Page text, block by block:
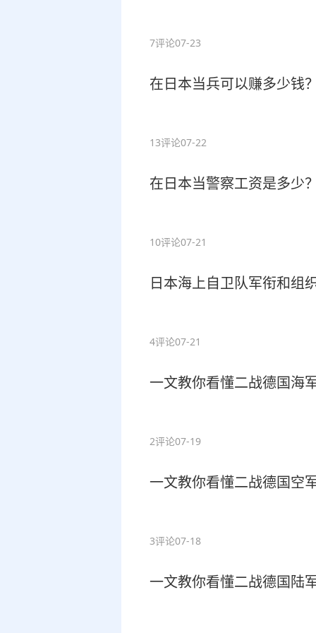
7评论07-23
在日本当兵可以赚多少钱？
13评论07-22
在日本当警察工资是多少？
10评论07-21
日本海上自卫队军衔和组
4评论07-21
一文教你看懂二战德国海
2评论07-19
一文教你看懂二战德国空
3评论07-18
一文教你看懂二战德国陆